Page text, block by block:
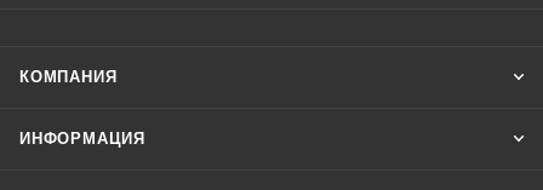
КОМПАНИЯ
ИНФОРМАЦИЯ